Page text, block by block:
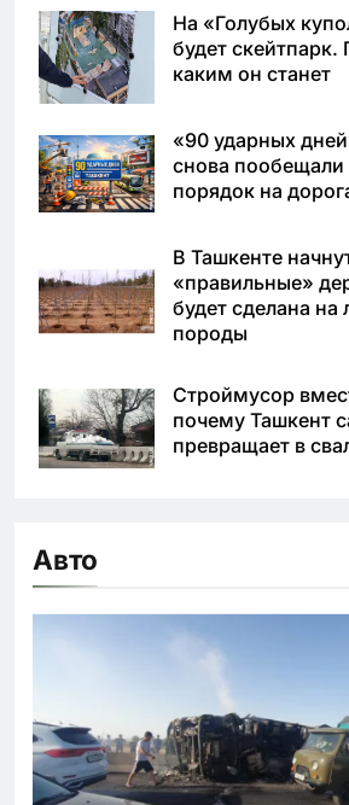
На «Голубых
будет
каким он станет
«90 ударных
снова пообещали
порядок на
В Ташкенте
«правильные»
будет сделана на
породы
Строймусор
почему Ташкент
превращает в
Авто